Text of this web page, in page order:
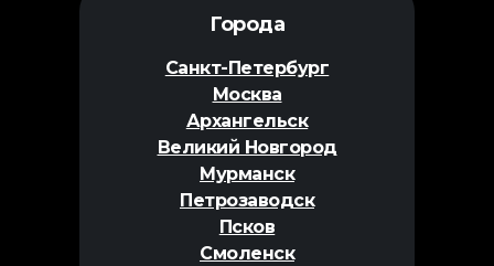
Города
Санкт-Петербург
Москва
Архангельск
Великий Новгород
Мурманск
Петрозаводск
Псков
Смоленск